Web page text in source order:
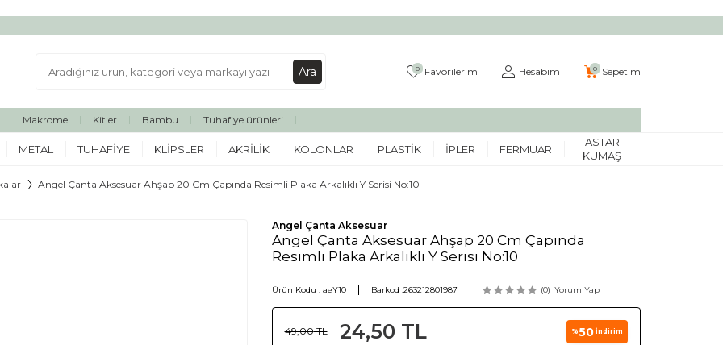
Ara 0 Favorilerim Hesabım 0 Sepetim
Makrome Kitler Bambu Tuhafiye ürünleri
METAL TUHAFIYE KLIPSLER AKRILIK KOLONLAR PLASTIK İPLER FERMUAR
ASTAR
KUMAŞ
Angel Çanta Aksesuar Ahşap 20 Cm Çapında Resimli Plaka Arkalıklı Y Serisi No:10
Angel Çanta Aksesuar
Angel Çanta Aksesuar Ahşap 20 Cm Çapında
Resimli Plaka Arkalıklı Y Serisi No:10
Ürün Kodu : aeY10 Barkod :263212801987 (0) Yorum Yap
49,00TL 24,50 TL %50 İndirim